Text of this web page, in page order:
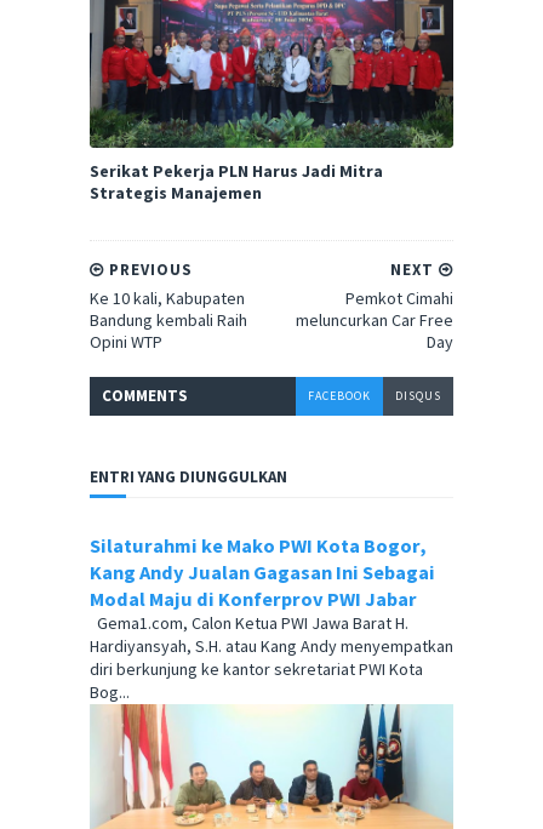
Serikat Pekerja PLN Harus Jadi Mitra
Strategis Manajemen
NEXT
Pemkot Cimahi
meluncurkan Car Free
Day
PREVIOUS
Ke 10 kali, Kabupaten
Bandung kembali Raih
Opini WTP
COMMENTS FACEBOOK DISQUS
ENTRI YANG DIUNGGULKAN
Silaturahmi ke Mako PWI Kota Bogor,
Kang Andy Jualan Gagasan Ini Sebagai
Modal Maju di Konferprov PWI Jabar
Gema1.com, Calon Ketua PWI Jawa Barat H.
Hardiyansyah, S.H. atau Kang Andy menyempatkan
diri berkunjung ke kantor sekretariat PWI Kota
Bog...